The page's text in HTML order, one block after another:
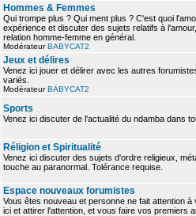
Hommes & Femmes
Qui trompe plus ? Qui ment plus ? C'est quoi
expérience et discuter des sujets relatifs à
relation homme-femme en général.
ModérateurBABYCAT2
Jeux et délires
Venez ici jouer et délirer avec les autres
variés.
ModérateurBABYCAT2
Sports
Venez ici discuter de l'actualité du ndamba dans
Réligion et Spiritualité
Venez ici discuter des sujets d'ordre religieux,
touche au paranormal. Tolérance requise.
Espace nouveaux forumistes
Vous êtes nouveau et personne ne fait attention
ici et attirer l'attention, et vous faire vos premiers